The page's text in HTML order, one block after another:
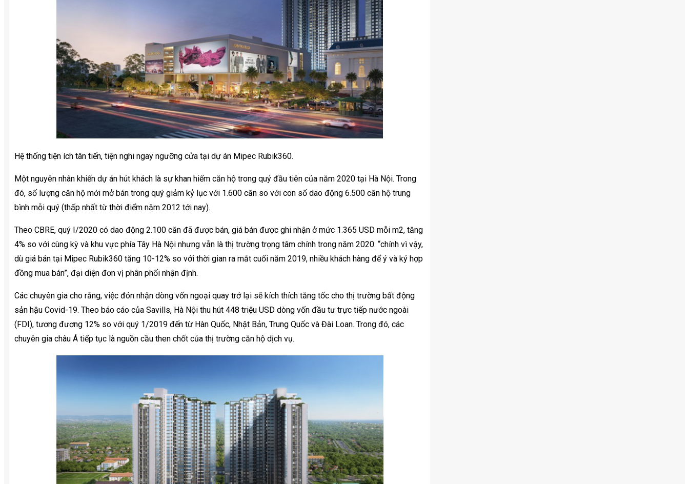
Hệ thống tiện ích tân tiến, tiện nghi ngay ngưỡng cửa tại dự án Mipec Rubik360.
Một nguyên nhân khiến dự án hút khách là sự khan hiếm căn hộ trong quý đầu tiên của năm 2020 tại Hà Nội. Trong
đó, số lượng căn hộ mới mở bán trong quý giảm kỷ lục với 1.600 căn so với con số dao động 6.500 căn hộ trung
bình mỗi quý (thấp nhất từ thời điểm năm 2012 tới nay).
Theo CBRE, quý I/2020 có dao động 2.100 căn đã được bán, giá bán được ghi nhận ở mức 1.365 USD mỗi m2, tăng
4% so với cùng kỳ và khu vực phía Tây Hà Nội nhưng vẫn là thị trường trọng tâm chính trong năm 2020. “chính vì vậy,
dù giá bán tại Mipec Rubik360 tăng 10-12% so với thời gian ra mắt cuối năm 2019, nhiều khách hàng để ý và ký hợp
đồng mua bán”, đại diện đơn vị phân phối nhận định.
Các chuyên gia cho rằng, việc đón nhận dòng vốn ngoại quay trở lại sẽ kích thích tăng tốc cho thị trường bất động
sản hậu Covid-19. Theo báo cáo của Savills, Hà Nội thu hút 448 triệu USD dòng vốn đầu tư trực tiếp nước ngoài
(FDI), tương đương 12% so với quý 1/2019 đến từ Hàn Quốc, Nhật Bản, Trung Quốc và Đài Loan. Trong đó, các
chuyên gia châu Á tiếp tục là nguồn cầu then chốt của thị trường căn hộ dịch vụ.